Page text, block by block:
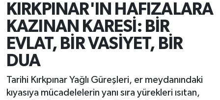
KIRKPINAR'IN HAFIZALARA
KAZINAN KARESİ: BİR
EVLAT, BİR VASİYET, BİR
DUA
Tarihi Kırkpınar Yağlı Güreşleri, er meydanındaki
kıyasıya mücadelelerin yanı sıra yürekleri ısıtan,
SİYASET
SAĞLIK
Tüm Manşetler
Son Dakika Haberleri
Haber Arşivi